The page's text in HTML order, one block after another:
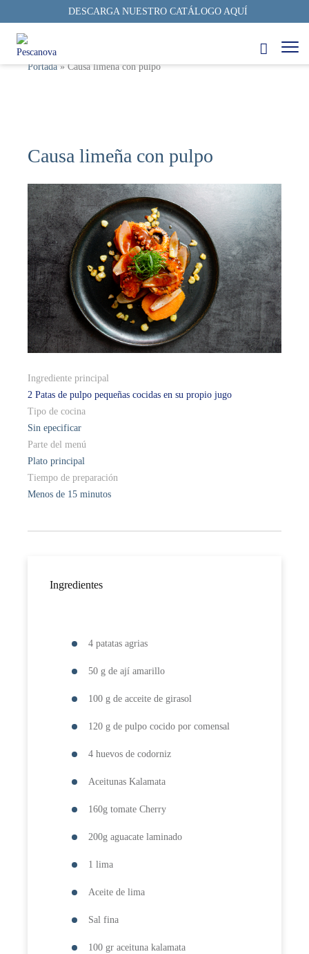
DESCARGA NUESTRO CATÁLOGO AQUÍ
Portada»Causa limeña con pulpo
Causa limeña con pulpo
Ingrediente principal
2 Patas de pulpo pequeñas cocidas en su propio jugo
Tipo de cocina
Sin epecificar
Parte del menú
Plato principal
Tiempo de preparación
Menos de 15 minutos
Ingredientes
4 patatas agrias
50 g de ají amarillo
100 g de acceite de girasol
120 g de pulpo cocido por comensal
4 huevos de codorniz
Aceitunas Kalamata
160g tomate Cherry
200g aguacate laminado
1 lima
Aceite de lima
Sal fina
100 gr aceituna kalamata